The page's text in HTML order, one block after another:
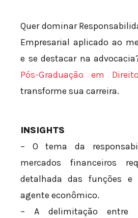
Quer dominar
Empresarial aplicado ao
e se destacar na
Pós-Graduação em
transforme sua carreira.
INSIGHTS
– O tema da
mercados financeiros
detalhada das funções
agente econômico.
– A delimitação entre